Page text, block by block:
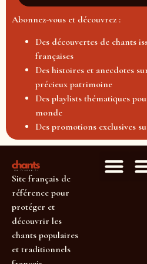
Abonnez-vous et découvrez :
Des découvertes de chants
françaises
Des histoires et anecdotes
précieux patrimoine
Des playlists thématiques
monde
Des promotions exclusives
Site français de
référence pour
protéger et
découvrir les
chants populaires
et traditionnels